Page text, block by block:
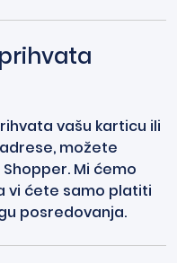
vašu karticu ili
možete
Mi ćemo
vi ćete samo platiti
posredovanja.